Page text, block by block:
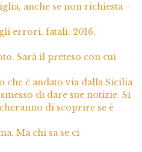
anche se non richiesta –
errori, fatali. 2016,
Sarà il preteso con cui
che è andato via dalla Sicilia
di dare sue notizie. Si
di scoprire se è
Ma chi sa se ci